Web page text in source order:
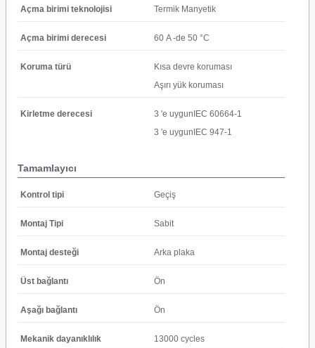
Açma birimi teknolojisi Termik Manyetik
Açma birimi derecesi 60 A -de 50 °C
Koruma türü
Kısa devre koruması
Aşırı yük koruması
Kirletme derecesi
3 'e uygunIEC 60664-1
3 'e uygunIEC 947-1
Tamamlayıcı
Kontrol tipi Geçiş
Montaj Tipi Sabit
Montaj desteği Arka plaka
Üst bağlantı Ön
Aşağı bağlantı Ön
Mekanik dayanıklılık 13000 cycles